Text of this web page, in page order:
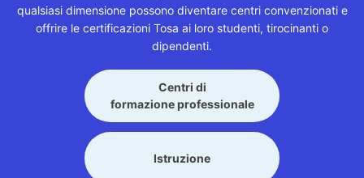
qualsiasi dimensione possono diventare centri convenzionati e
offrire le certificazioni Tosa ai loro studenti, tirocinanti o
dipendenti.
Centri di
formazione professionale
Istruzione